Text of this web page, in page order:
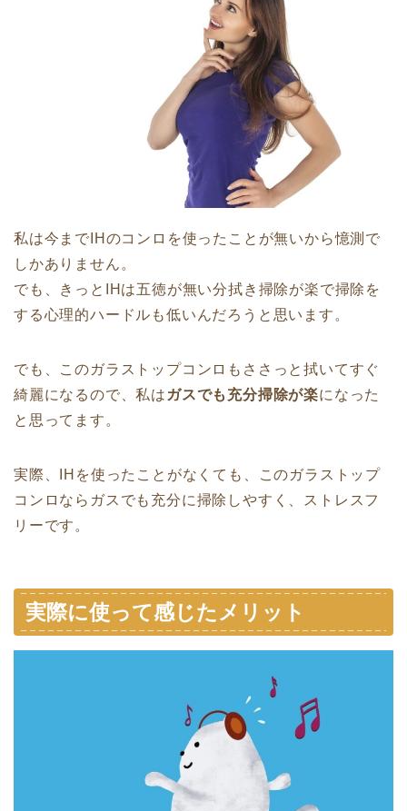
私は今までIHのコンロを使ったことが無いから憶測で
しかありません。
でも、きっとIHは五徳が無い分拭き掃除が楽で掃除を
する心理的ハードルも低いんだろうと思います。
でも、このガラストップコンロもささっと拭いてすぐ
綺麗になるので、私は ガスでも充分掃除が楽になった
と思ってます。
実際、IHを使ったことがなくても、このガラストップ
コンロならガスでも充分に掃除しやすく、ストレスフ
リーです。
実際に使って感じたメリット